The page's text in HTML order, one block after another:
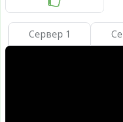
Сервер 1